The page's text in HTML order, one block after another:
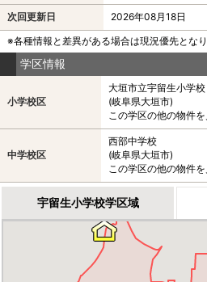
次回更新日
2026年08月18日
※各種情報と差異がある場合は現況優先とな
学区情報
小学校区
大垣市立宇留生小学校
(岐阜県大垣市)
この学区の他の物件
中学校区
西部中学校
(岐阜県大垣市)
この学区の他の物件
宇留生小学校学区域